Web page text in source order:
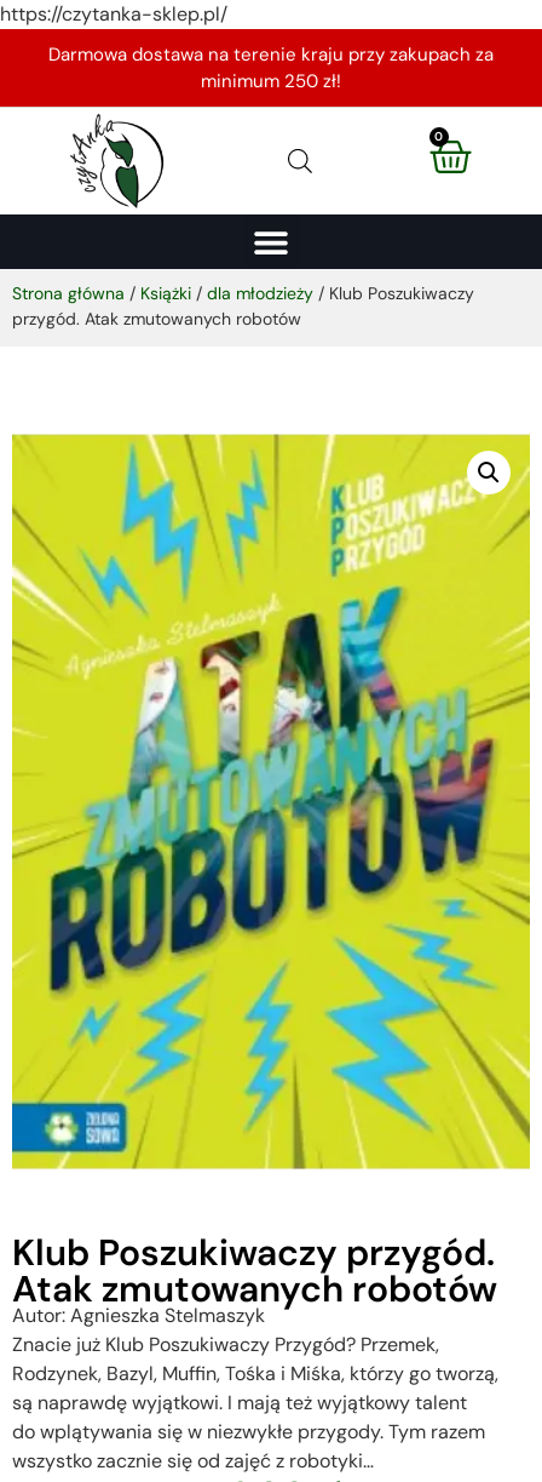
https://czytanka-sklep.pl/
Darmowa dostawa na terenie kraju przy zakupach za
minimum 250 zł!
0
Strona główna / Książki / dla młodzieży / Klub Poszukiwaczy
przygód. Atak zmutowanych robotów
Klub Poszukiwaczy przygód.
Atak zmutowanych robotów
Autor: Agnieszka Stelmaszyk
Znacie już Klub Poszukiwaczy Przygód? Przemek,
Rodzynek, Bazyl, Muffin, Tośka i Miśka, którzy go tworzą,
są naprawdę wyjątkowi. I mają też wyjątkowy talent
do wplątywania się w niezwykłe przygody. Tym razem
wszystko zacznie się od zajęć z robotyki…